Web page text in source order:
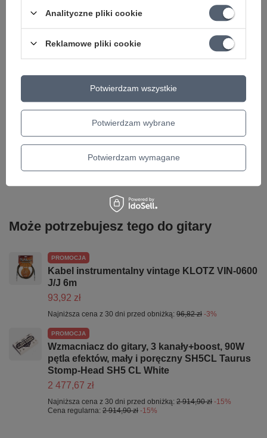
Podmiot odpowiedzialny za ten
produkt na terenie UE
Warwick GmbH & Co Music
Equipment KG
Symbol ME MDV 1
REVERB
EFEKTY GITAROWE
Może potrzebujesz tego do gitary
PROMOCJA
Kabel instrumentalny vintage KLOTZ VIN-0600
J/J 6m
93,92 zł
Najniższa cena z 30 dni przed obniżką: 96,82 zł -3%
PROMOCJA
Wzmacniacz do gitary, 3 kanały+boost, 90W
pętla efektów, mały i poręczny SH5CL Taurus
Stomp-Head SH5 CL White
2 477,67 zł
Najniższa cena z 30 dni przed obniżką: 2 914,90 zł -15%
Cena regularna: 2 914,90 zł -15%
Analityczne pliki cookie
Reklamowe pliki cookie
Potwierdzam wybrane
Potwierdzam wymagane
Potwierdzam wszystkie